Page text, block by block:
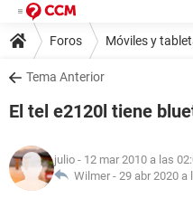
Foros Móviles y
Tema Anterior
El tel e2120l tiene
julio - 12 mar 2010 a las
Wilmer - 29 abr 2020 a